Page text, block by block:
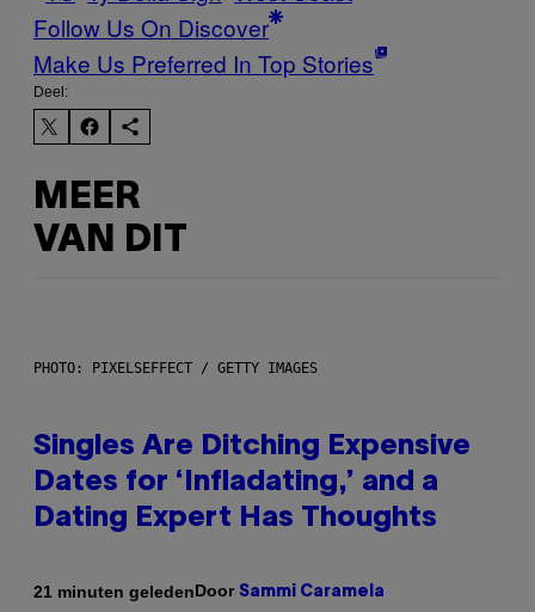
Follow Us On Discover
Make Us Preferred In Top Stories
Deel:
MEER
VAN DIT
PHOTO: PIXELSEFFECT / GETTY IMAGES
Singles Are Ditching Expensive
Dates for ‘Infladating,’ and a
Dating Expert Has Thoughts
21 minuten geledenDoor Sammi Caramela